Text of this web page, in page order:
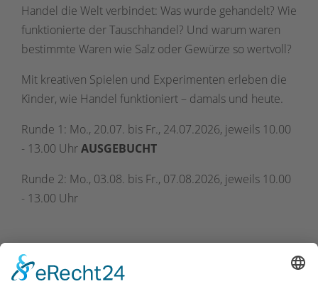
Handel die Welt verbindet: Was wurde gehandelt? Wie
funktionierte der Tauschhandel? Und warum waren
bestimmte Waren wie Salz oder Gewürze so wertvoll?
Mit kreativen Spielen und Experimenten erleben die
Kinder, wie Handel funktioniert – damals und heute.
Runde 1: Mo., 20.07. bis Fr., 24.07.2026, jeweils 10.00
- 13.00 UhrAUSGEBUCHT
Runde 2: Mo., 03.08. bis Fr., 07.08.2026, jeweils 10.00
- 13.00 Uhr
Kosten: 85,00 Euro pro Kind, Knaxianer: 10 %
Ermäßigung